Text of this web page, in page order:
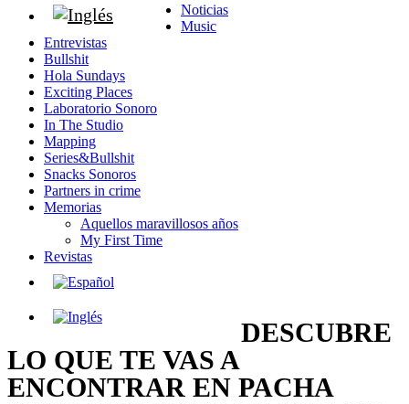
Noticias
Music
Entrevistas
Bullshit
Hola Sundays
Exciting Places
Laboratorio Sonoro
In The Studio
Mapping
Series&Bullshit
Snacks Sonoros
Partners in crime
Memorias
Aquellos maravillosos años
My First Time
Revistas
DESCUBRE
LO QUE TE VAS A
ENCONTRAR EN PACHA